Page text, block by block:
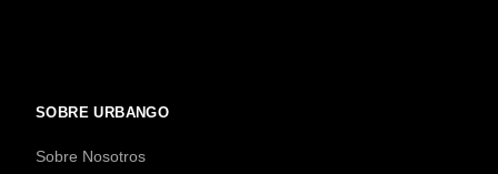
SOBRE URBANGO
Sobre Nosotros